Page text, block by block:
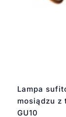
Lampa
mosiądzu z
GU10